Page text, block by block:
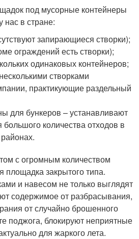
под мусорные контейнеры
нас в стране:
запирающиеся створки);
ограждений есть створки);
одинаковых контейнеров;
створками
практикующие раздельный
для бункеров – устанавливают
количества отходов в
с огромным количеством
площадка закрытого типа.
и навесом не только выглядят
содержимое от разбрасывания,
от случайно брошенного
поджога, блокируют неприятные
для жаркого лета.